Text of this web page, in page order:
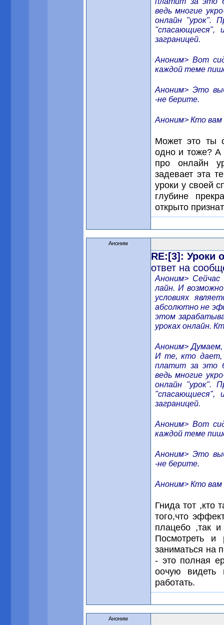
ведь многие
онлайн "урок".
"спасающиеся",
заграницей.
Аноним> Вот
каждой теме
Аноним> Это
-не берите.
Аноним> Кто вам
Может это ты
одно и тоже? А
про онлайн
задевает эта
уроки у своей
глубине
открыто
Аноним
RE:[3]: Уроки
ответ на
Аноним> Сейчас
лайн. И
условиях
абсолютно не
этом
уроках онлайн.
Аноним> Думаем,
И те, кто дает,
платит за это
ведь многие
онлайн "урок".
"спасающиеся",
заграницей.
Аноним> Вот
каждой теме
Аноним> Это
-не берите.
Аноним> Кто вам
Гнида тот ,кто
того,что
плацебо ,так
Посмотреть и
заниматься на
- это полная
оочую видеть
работать.
Аноним